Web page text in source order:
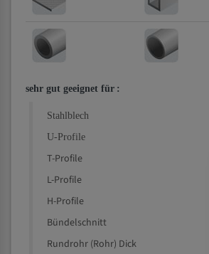
sehr gut geeignet für :
Stahlblech
U-Profile
T-Profile
L-Profile
H-Profile
Bündelschnitt
Rundrohr (Rohr) Dick